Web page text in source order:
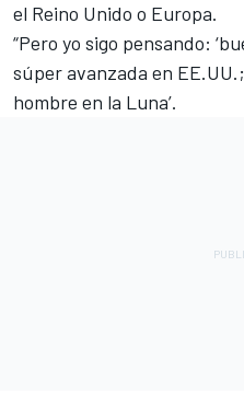
el Reino Unido o Europa.
“Pero yo sigo pensando:
súper avanzada en
hombre en la Luna’.